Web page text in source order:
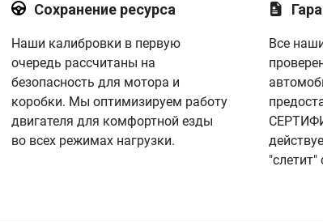
Сохранение ресурса
Наши калибровки в первую
очередь рассчитаны на
безопасность для мотора и
коробки. Мы оптимизируем работу
двигателя для комфортной езды
во всех режимах нагрузки.
Все